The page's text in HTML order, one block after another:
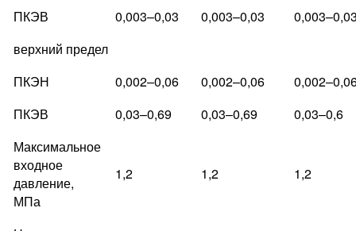
ПКЭВ 0,003–0,03 0,003–0,03
верхний предел
ПКЭН
0,002–0,06 0,002–0,06
ПКЭВ
0,03–0,69 0,03–0,69
0,03–0,6
Максимальное
входное
давление,
МПа
1,2 1,2 1,2